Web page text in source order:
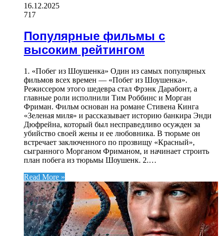
16.12.2025
717
Популярные фильмы с
высоким рейтингом
1. «Побег из Шоушенка» Один из самых популярных
фильмов всех времен — «Побег из Шоушенка».
Режиссером этого шедевра стал Фрэнк Дарабонт, а
главные роли исполнили Тим Роббинс и Морган
Фриман. Фильм основан на романе Стивена Кинга
«Зеленая миля» и рассказывает историю банкира Энди
Дюфрейна, который был несправедливо осужден за
убийство своей жены и ее любовника. В тюрьме он
встречает заключенного по прозвищу «Красный»,
сыгранного Морганом Фриманом, и начинает строить
план побега из тюрьмы Шоушенк. 2.…
Read More »